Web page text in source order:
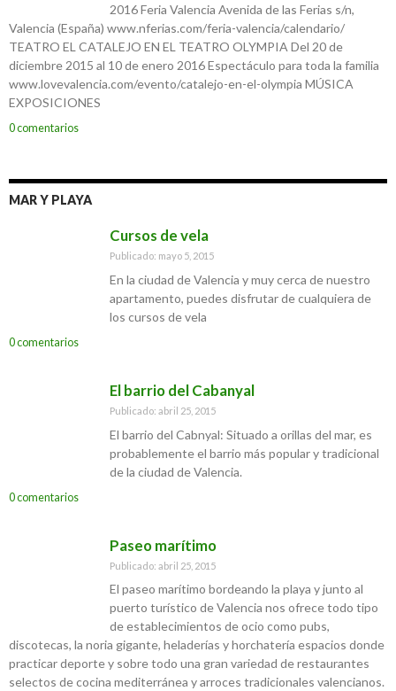
2016 Feria Valencia Avenida de las Ferias s/n,
Valencia (España) www.nferias.com/feria-valencia/calendario/
TEATRO EL CATALEJO EN EL TEATRO OLYMPIA Del 20 de
diciembre 2015 al 10 de enero 2016 Espectáculo para toda la familia
www.lovevalencia.com/evento/catalejo-en-el-olympia MÚSICA
EXPOSICIONES
0 comentarios
MAR Y PLAYA
Cursos de vela
Publicado: mayo 5, 2015
En la ciudad de Valencia y muy cerca de nuestro
apartamento, puedes disfrutar de cualquiera de
los cursos de vela
0 comentarios
El barrio del Cabanyal
Publicado: abril 25, 2015
El barrio del Cabnyal: Situado a orillas del mar, es
probablemente el barrio más popular y tradicional
de la ciudad de Valencia.
0 comentarios
Paseo marítimo
Publicado: abril 25, 2015
El paseo marítimo bordeando la playa y junto al
puerto turístico de Valencia nos ofrece todo tipo
de establecimientos de ocio como pubs,
discotecas, la noria gigante, heladerías y horchatería espacios donde
practicar deporte y sobre todo una gran variedad de restaurantes
selectos de cocina mediterránea y arroces tradicionales valencianos.